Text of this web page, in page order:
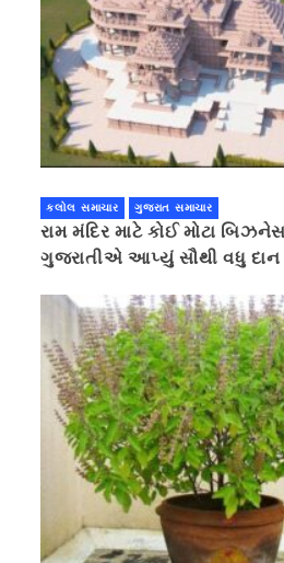
કલોલ સમાચાર ગુજરાત સમાચાર
રામ મંદિર માટે કોઈ મોટા
ગુજરાતીએ આપ્યું સૌથી વધુ દાન